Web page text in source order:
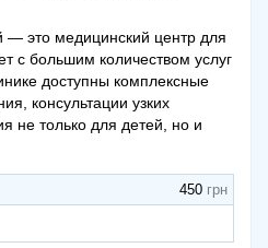
это медицинский центр для
с большим количеством услуг
доступны комплексные
консультации узких
не только для детей, но и
450